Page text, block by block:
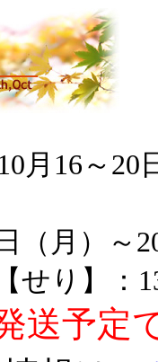
月16～20
（月）
せり】：
送予定